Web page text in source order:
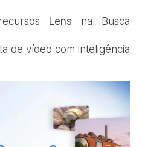
Lens na Busca
de vídeo com inteligência